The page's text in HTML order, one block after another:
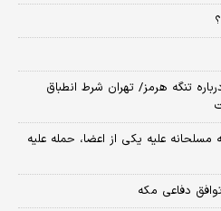
تنگه هرمز/ تهران شرط انطباق
علیه یکی از اعضا، حمله علیه
دفاعی مکه